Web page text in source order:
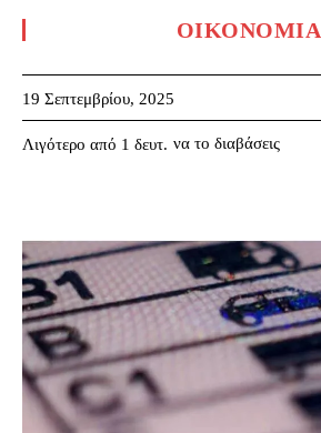
ΟΙΚΟΝΟΜΊΑ
19 Σεπτεμβρίου, 2025
Λιγότερο από 1 δευτ. να το διαβάσεις